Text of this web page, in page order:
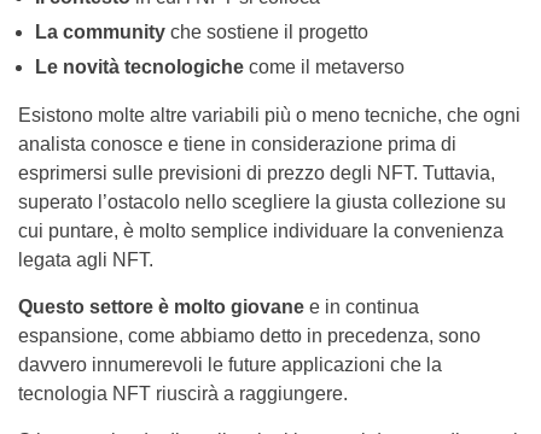
La community che sostiene il progetto
Le novità tecnologiche come il metaverso
Esistono molte altre variabili più o meno tecniche, che ogni
analista conosce e tiene in considerazione prima di
esprimersi sulle previsioni di prezzo degli NFT. Tuttavia,
superato l’ostacolo nello scegliere la giusta collezione su
cui puntare, è molto semplice individuare la convenienza
legata agli NFT.
Questo settore è molto giovane e in continua
espansione, come abbiamo detto in precedenza, sono
davvero innumerevoli le future applicazioni che la
tecnologia NFT riuscirà a raggiungere.